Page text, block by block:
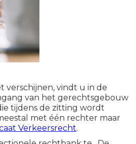
verschijnen, vindt u in de
van het gerechtsgebouw
tijdens de zitting wordt
met één rechter maar
Verkeersrecht.